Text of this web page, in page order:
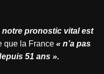
notre pronostic vital est
que la France « n’a pas
51 ans ».